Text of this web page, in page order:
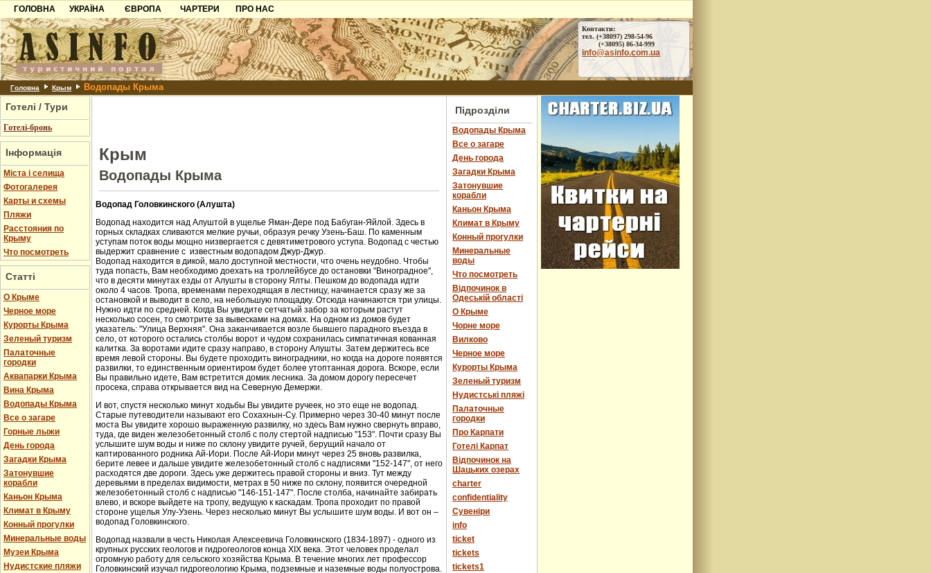
ГОЛОВНА
УКРАЇНА
Карпати
Азов
Причорноморря
Шацьк
ЄВРОПА
Чорногорія
Хорватія
Болгарія
Албанія
ЧАРТЕРИ
ПРО НАС
Контакти
Партнерам
Додати готель
Контакти:
тел. (+38097) 298-54-96
(+38095) 86-34-999
info@asinfo.com.ua
Головна Крым Водопады Крыма
Готелі / Тури
Готелі-бронь
Інформація
Міста і селища
Фотогалерея
Карты и схемы
Пляжи
Расстояния по
Крыму
Что посмотреть
Статті
О Крыме
Черное море
Курорты Крыма
Зеленый туризм
Палаточные
городки
Аквапарки Крыма
Вина Крыма
Водопады Крыма
Все о загаре
Горные лыжи
День города
Загадки Крыма
Затонувшие
корабли
Каньон Крыма
Климат в Крыму
Конный прогулки
Минеральные воды
Музеи Крыма
Нудистские пляжи
Крым
Водопады Крыма
Водопад Головкинского (Алушта)
Водопад находится над Алуштой в ущелье Яман-Дере под Бабуган-Яйлой. Здесь в
горных складках сливаются мелкие ручьи, образуя речку Узень-Баш. По каменным
уступам поток воды мощно низвергается с девятиметрового уступа. Водопад с честью
выдержит сравнение с известным водопадом Джур-Джур.
Водопад находится в дикой, мало доступной местности, что очень неудобно. Чтобы
туда попасть, Вам необходимо доехать на троллейбусе до остановки "Виноградное",
что в десяти минутах езды от Алушты в сторону Ялты. Пешком до водопада идти
около 4 часов. Тропа, временами переходящая в лестницу, начинается сразу же за
остановкой и выводит в село, на небольшую площадку. Отсюда начинаются три улицы.
Нужно идти по средней. Когда Вы увидите сетчатый забор за которым растут
несколько сосен, то смотрите за вывесками на домах. На одном из домов будет
указатель: "Улица Верхняя". Она заканчивается возле бывшего парадного въезда в
село, от которого остались столбы ворот и чудом сохранилась симпатичная кованная
калитка. За воротами идите сразу направо, в сторону Алушты. Затем держитесь все
время левой стороны. Вы будете проходить виноградники, но когда на дороге появятся
развилки, то единственным ориентиром будет более утоптанная дорога. Вскоре, если
Вы правильно идете, Вам встретится домик лесника. За домом дорогу пересечет
просека, справа открывается вид на Северную Демержи.
И вот, спустя несколько минут ходьбы Вы увидите ручеек, но это еще не водопад.
Старые путеводители называют его Сохахнын-Су. Примерно через 30-40 минут после
моста Вы увидите хорошо выраженную развилку, но здесь Вам нужно свернуть вправо,
туда, где виден железобетонный столб с полу стертой надписью "153". Почти сразу Вы
услышите шум воды и ниже по склону увидите ручей, берущий начало от
каптированного родника Ай-Иори. После Ай-Иори минут через 25 вновь развилка,
берите левее и дальше увидите железобетонный столб с надписями "152-147", от него
расходятся две дороги. Здесь уже держитесь правой стороны и вниз. Тут между
деревьями в пределах видимости, метрах в 50 ниже по склону, появится очередной
железобетонный столб с надписью "146-151-147". После столба, начинайте забирать
влево, и вскоре выйдете на тропу, ведущую к каскадам. Тропа проходит по правой
стороне ущелья Улу-Узень. Через несколько минут Вы услышите шум воды. И вот он –
водопад Головкинского.
Водопад назвали в честь Николая Алексеевича Головкинского (1834-1897) - одного из
крупных русских геологов и гидрогеологов конца XIX века. Этот человек проделал
огромную работу для сельского хозяйства Крыма. В течение многих лет профессор
Головкинский изучал гидрогеологию Крыма, подземные и наземные воды полуострова.
Підрозділи
Водопады Крыма
Все о загаре
День города
Загадки Крыма
Затонувшие
корабли
Каньон Крыма
Климат в Крыму
Конный прогулки
Минеральные
воды
Что посмотреть
Відпочинок в
Одеській області
О Крыме
Чорне море
Вилково
Черное море
Курорты Крыма
Зеленый туризм
Нудистські пляжі
Палаточные
городки
Про Карпати
Готелі Карпат
Відпочинок на
Шацьких озерах
charter
confidentiality
Cувеніри
info
ticket
tickets
tickets1